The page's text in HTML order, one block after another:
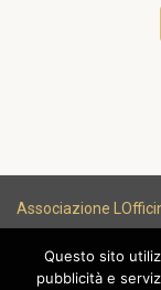
Associazione
Questo sito
pubblicità e